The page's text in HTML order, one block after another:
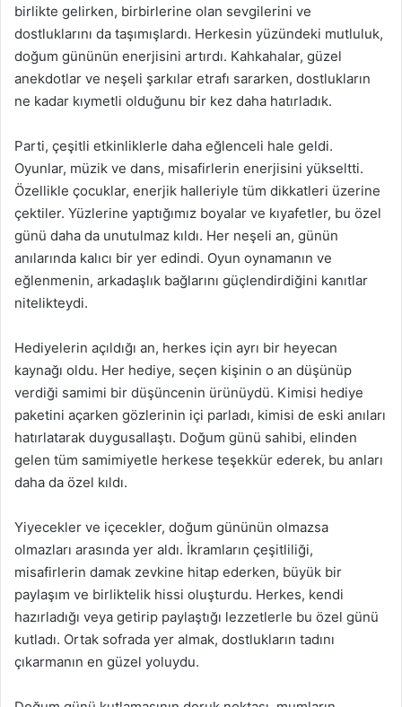
birlikte gelirken, birbirlerine olan sevgilerini ve
dostluklarını da taşımışlardı. Herkesin yüzündeki mutluluk,
doğum gününün enerjisini artırdı. Kahkahalar, güzel
anekdotlar ve neşeli şarkılar etrafı sararken, dostlukların
ne kadar kıymetli olduğunu bir kez daha hatırladık.
Parti, çeşitli etkinliklerle daha eğlenceli hale geldi.
Oyunlar, müzik ve dans, misafirlerin enerjisini yükseltti.
Özellikle çocuklar, enerjik halleriyle tüm dikkatleri üzerine
çektiler. Yüzlerine yaptığımız boyalar ve kıyafetler, bu özel
günü daha da unutulmaz kıldı. Her neşeli an, günün
anılarında kalıcı bir yer edindi. Oyun oynamanın ve
eğlenmenin, arkadaşlık bağlarını güçlendirdiğini kanıtlar
nitelikteydi.
Hediyelerin açıldığı an, herkes için ayrı bir heyecan
kaynağı oldu. Her hediye, seçen kişinin o an düşünüp
verdiği samimi bir düşüncenin ürünüydü. Kimisi hediye
paketini açarken gözlerinin içi parladı, kimisi de eski anıları
hatırlatarak duygusallaştı. Doğum günü sahibi, elinden
gelen tüm samimiyetle herkese teşekkür ederek, bu anları
daha da özel kıldı.
Yiyecekler ve içecekler, doğum gününün olmazsa
olmazları arasında yer aldı. İkramların çeşitliliği,
misafirlerin damak zevkine hitap ederken, büyük bir
paylaşım ve birliktelik hissi oluşturdu. Herkes, kendi
hazırladığı veya getirip paylaştığı lezzetlerle bu özel günü
kutladı. Ortak sofrada yer almak, dostlukların tadını
çıkarmanın en güzel yoluydu.